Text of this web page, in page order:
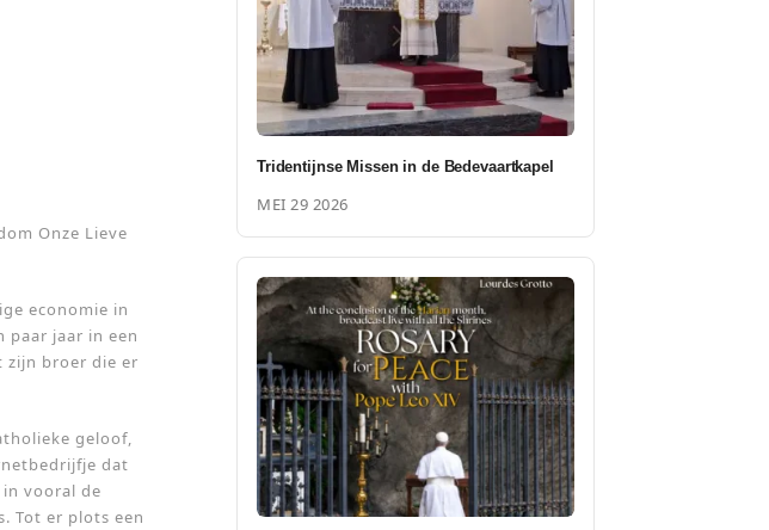
Onze Lieve
economie in
paar jaar in een
zijn broer die er
geloof,
dat
vooral de
Tot er plots een
Tridentijnse Missen in de Bedevaartkapel
MEI 29 2026